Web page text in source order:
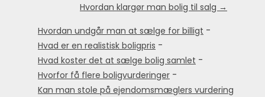
Hvordan klargør man bolig til salg →
Hvordan undgår man at sælge for billigt -
Hvad er en realistisk boligpris -
Hvad koster det at sælge bolig samlet -
Hvorfor få flere boligvurderinger -
Kan man stole på ejendomsmæglers vurdering